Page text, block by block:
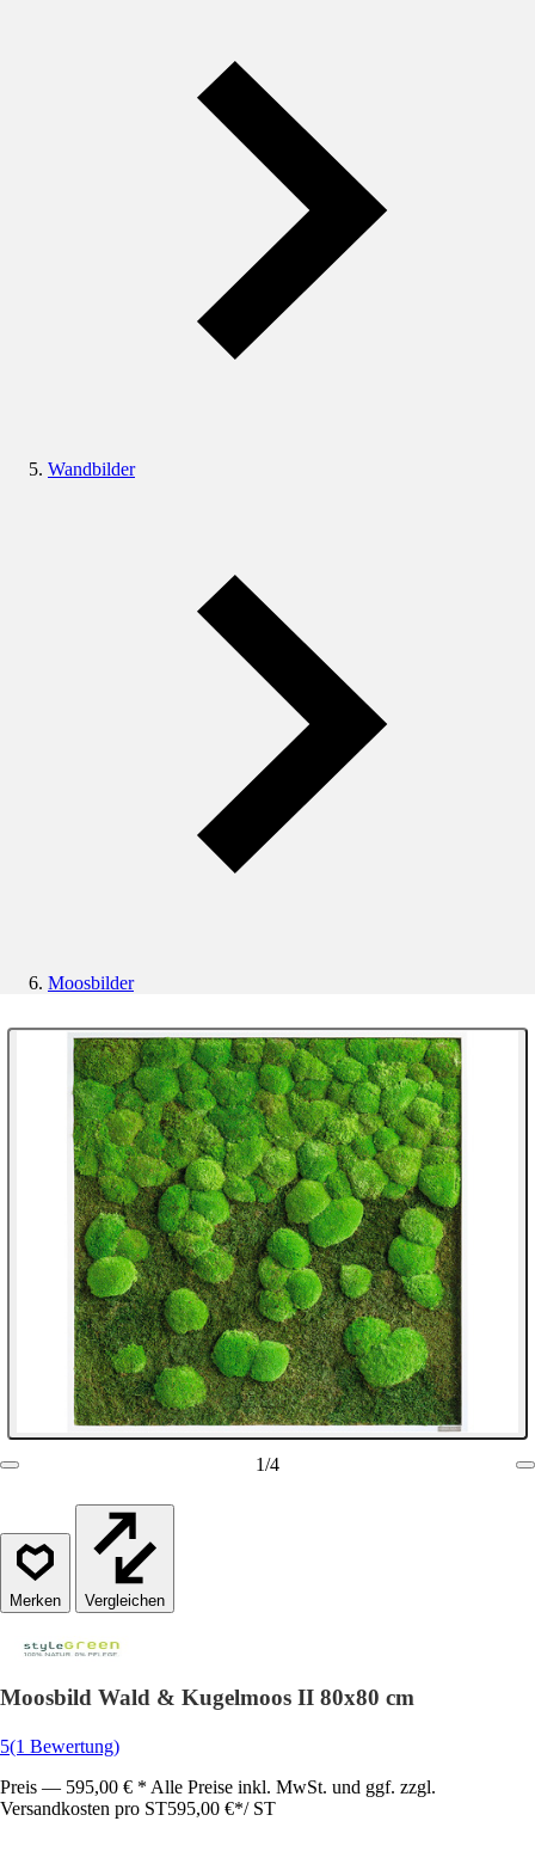
Wandbilder
Moosbilder
1/4
Vergleichen
Moosbild Wald & Kugelmoos II 80x80 cm
5(1 Bewertung)
Preis — 595,00 € * Alle Preise inkl. MwSt. und ggf. zzgl.
Versandkosten pro ST595,00 €*/ ST